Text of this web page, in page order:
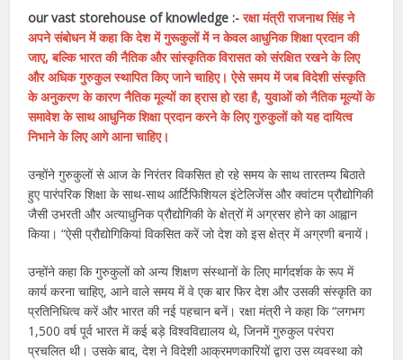
our vast storehouse of knowledge :-रक्षा मंत्री राजनाथ सिंह ने
अपने संबोधन में कहा कि देश में गुरूकुलों में न केवल आधुनिक शिक्षा प्रदान की
जाए, बल्कि भारत की नैतिक और सांस्कृतिक विरासत को संरक्षित रखने के लिए
और अधिक गुरुकुल स्थापित किए जाने चाहिए। ऐसे समय में जब विदेशी संस्कृति
के अनुकरण के कारण नैतिक मूल्यों का ह्रास हो रहा है, युवाओं को नैतिक मूल्यों के
समावेश के साथ आधुनिक शिक्षा प्रदान करने के लिए गुरुकुलों को यह दायित्व
निभाने के लिए आगे आना चाहिए।
उन्होंने गुरुकुलों से आज के निरंतर विकसित हो रहे समय के साथ तारतम्य बिठाते
हुए पारंपरिक शिक्षा के साथ-साथ आर्टिफिशियल इंटेलिजेंस और क्वांटम प्रौद्योगिकी
जैसी उभरती और अत्याधुनिक प्रौद्योगिकी के क्षेत्रों में अग्रसर होने का आह्वान
किया। “ऐसी प्रौद्योगिकियां विकसित करें जो देश को इस क्षेत्र में अग्रणी बनायें।
उन्होंने कहा कि गुरुकुलों को अन्य शिक्षण संस्थानों के लिए मार्गदर्शक के रूप में
कार्य करना चाहिए, आने वाले समय में वे एक बार फिर देश और उसकी संस्कृति का
प्रतिनिधित्व करें और भारत की नई पहचान बनें। रक्षा मंत्री ने कहा कि “लगभग
1,500 वर्ष पूर्व भारत में कई बड़े विश्वविद्यालय थे, जिनमें गुरुकुल परंपरा
प्रचलित थी। उसके बाद, देश ने विदेशी आक्रमणकारियों द्वारा उस व्यवस्था को